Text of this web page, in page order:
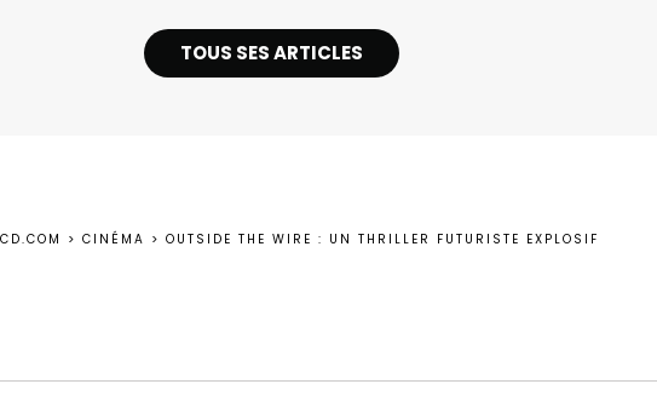
TOUS SES ARTICLES
> CINÉMA > OUTSIDE THE WIRE : UN THRILLER FUTURISTE EXPLOSIF